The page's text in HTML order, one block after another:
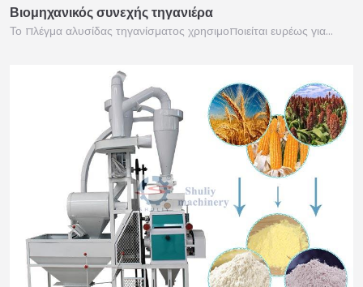
Βιομηχανικός συνεχής τηγανιέρα
Το πλέγμα αλυσίδας τηγανίσματος χρησιμοποιείται ευρέως για…